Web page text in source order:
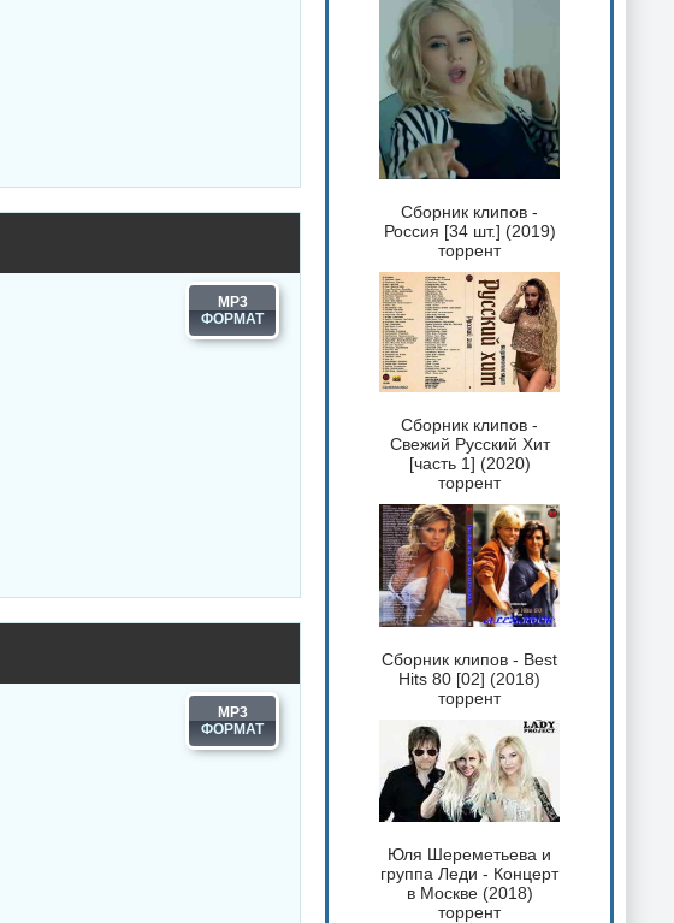
MP3
MP3
Сборник клипов -
Россия [34 шт.] (2019)
торрент
Сборник клипов -
Свежий Русский Хит
[часть 1] (2020)
торрент
Сборник клипов - Best
Hits 80 [02] (2018)
торрент
Юля Шереметьева и
группа Леди - Концерт
в Москве (2018)
торрент